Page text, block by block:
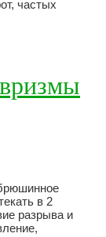
частых
в 2
разрыва и